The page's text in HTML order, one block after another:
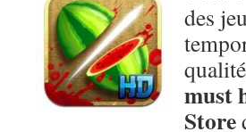
des
must
Store